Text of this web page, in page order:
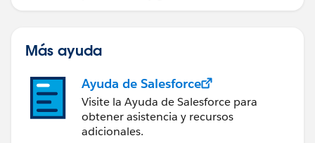
Más ayuda
Ayuda de Salesforce
Visite la Ayuda de Salesforce para
obtener asistencia y recursos
adicionales.